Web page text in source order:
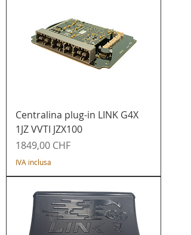
Centralina plug-in LINK G4X
1JZ VVTI JZX100
Prezzo
1849,00 CHF
IVA inclusa